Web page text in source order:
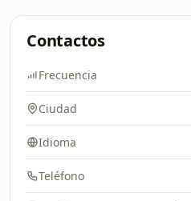
Contactos
Frecuencia
Ciudad
Idioma
Teléfono